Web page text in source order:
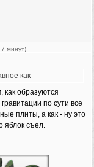
7 минут)
как
образуются
по сути все
плиты, а как - ну это
яблок съел.